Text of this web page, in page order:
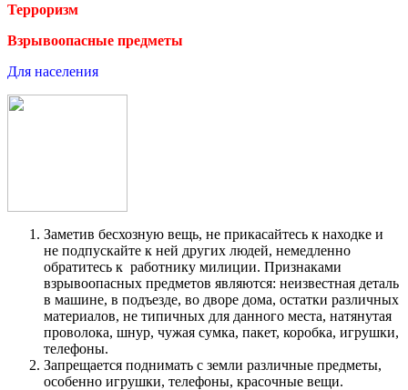
Терроризм
Взрывоопасные предметы
Для населения
Заметив бесхозную вещь, не прикасайтесь к находке и
не подпускайте к ней других людей, немедленно
обратитесь к работнику милиции. Признаками
взрывоопасных предметов являются: неизвестная деталь
в машине, в подъезде, во дворе дома, остатки различных
материалов, не типичных для данного места, натянутая
проволока, шнур, чужая сумка, пакет, коробка, игрушки,
телефоны.
Запрещается поднимать с земли различные предметы,
особенно игрушки, телефоны, красочные вещи.